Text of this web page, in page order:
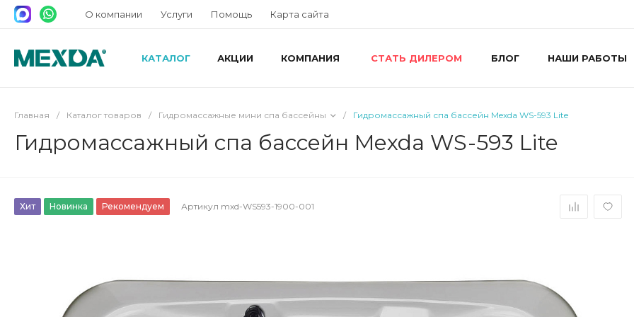
О компании Услуги Помощь Карта сайта
КАТАЛОГ АКЦИИ КОМПАНИЯ СТАТЬ ДИЛЕРОМ БЛОГ НАШИ РАБОТЫ
Главная / Каталог товаров / Гидромассажные мини спа бассейны / Гидромассажный спа бассейн Mexda WS-593 Lite
Гидромассажный спа бассейн Mexda WS-593 Lite
Хит Новинка Рекомендуем Артикул mxd-WS593-1900-001